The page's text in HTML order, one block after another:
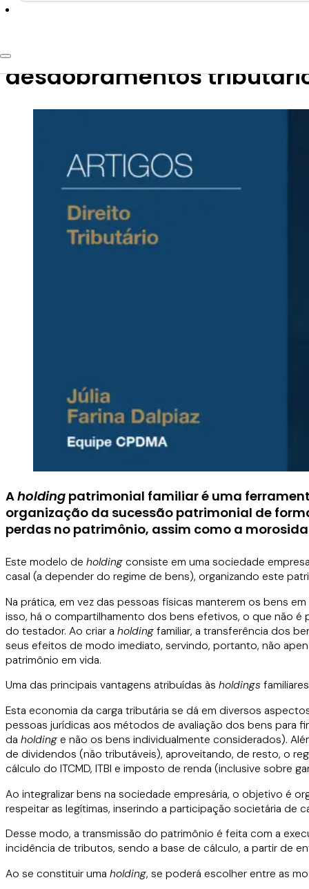
26 de outubro de 2023
Planejamento sucessório
desdobramentos
Aholding patrimonial familiar é uma
organização da sucessão patrimonial de
perdas no patrimônio, assim como a
Este modelo de holdingconsiste em uma sociedade
casal (a depender do regime de bens), organizando este
Na prática, em vez das pessoas físicas manterem os bens
isso, há o compartilhamento dos bens efetivos, o que não
do testador. Ao criar a holdingfamiliar, a transferência dos
seus efeitos de modo imediato, servindo, portanto, não
patrimônio em vida.
Uma das principais vantagens atribuídas às holdings
Esta economia da carga tributária se dá em diversos
pessoas jurídicas aos métodos de avaliação dos bens para
da holdinge não os bens individualmente considerados).
de dividendos (não tributáveis), aproveitando, de resto, o
cálculo do ITCMD, ITBI e imposto de renda (inclusive sobre
Ao integralizar bens na sociedade empresária, o objetivo é
respeitar as legítimas, inserindo a participação societária de
Desse modo, a transmissão do patrimônio é feita com a
incidência de tributos, sendo a base de cálculo, a partir de
Ao se constituir uma holding, se poderá escolher entre as